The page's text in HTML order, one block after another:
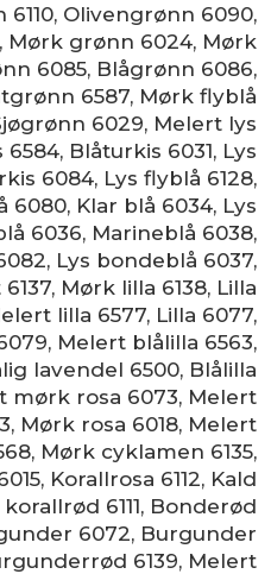
, Olivengrønn 6090,
, Mørk grønn 6024, Mørk
6085, Blågrønn 6086,
6587, Mørk flyblå
6029, Melert lys
6584, Blåturkis 6031, Lys
6084, Lys flyblå 6128,
6080, Klar blå 6034, Lys
6036, Marineblå 6038,
, Lys bondeblå 6037,
, Mørk lilla 6138, Lilla
lilla 6577, Lilla 6077,
, Melert blålilla 6563,
lavendel 6500, Blålilla
mørk rosa 6073, Melert
, Mørk rosa 6018, Melert
, Mørk cyklamen 6135,
, Korallrosa 6112, Kald
6111, Bonderød
6072, Burgunder
6139, Melert